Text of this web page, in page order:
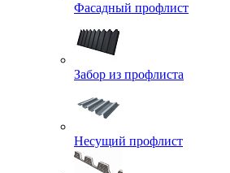
Фасадный профлист
Забор из профлиста
Несущий профлист